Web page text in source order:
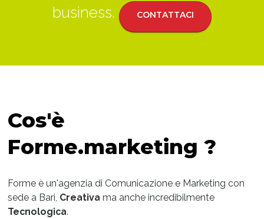
business.
CONTATTACI
Cos'è
Forme.marketing ?
Forme è un'agenzia di Comunicazione e Marketing con
sede a Bari, Creativa ma anche incredibilmente
Tecnologica.